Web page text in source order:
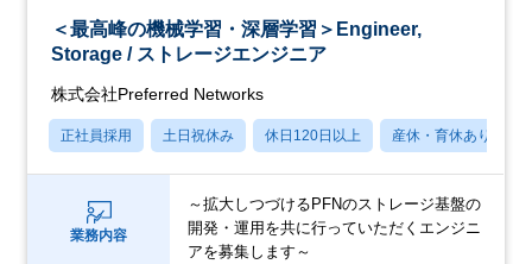
＜最高峰の機械学習・深層学習＞Engineer,
Storage / ストレージエンジニア
株式会社Preferred Networks
正社員採用 土日祝休み 休日120日以上 産休・育休あり
業務内容
～拡大しつづけるPFNのストレージ基盤の
開発・運用を共に行っていただくエンジニ
アを募集します～